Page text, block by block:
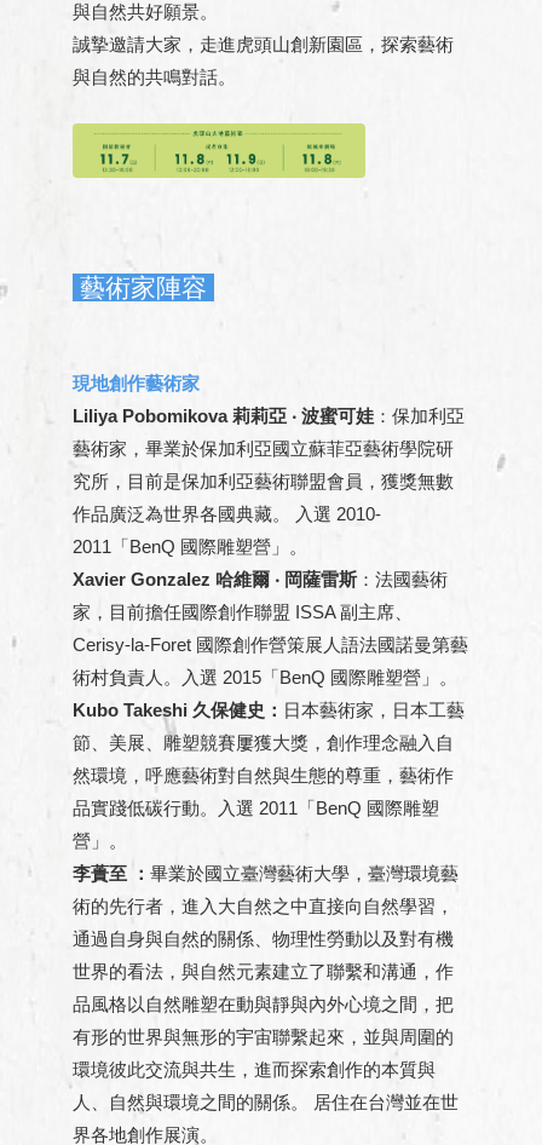
與自然共好願景。
誠摯邀請大家，走進虎頭山創新園區，探索藝術
與自然的共鳴對話。
藝術家陣容
現地創作藝術家
Liliya Pobomikova 莉莉亞 ‧ 波蜜可娃：保加利亞
藝術家，畢業於保加利亞國立蘇菲亞藝術學院研
究所，目前是保加利亞藝術聯盟會員，獲獎無數
作品廣泛為世界各國典藏。 入選 2010-
2011「BenQ 國際雕塑營」。
Xavier Gonzalez 哈維爾 ‧ 岡薩雷斯：法國藝術
家，目前擔任國際創作聯盟 ISSA 副主席、
Cerisy-la-Foret 國際創作營策展人語法國諾曼第藝
術村負責人。入選 2015「BenQ 國際雕塑營」。
Kubo Takeshi 久保健史： 日本藝術家，日本工藝
節、美展、雕塑競賽屢獲大獎，創作理念融入自
然環境，呼應藝術對自然與生態的尊重，藝術作
品實踐低碳行動。入選 2011「BenQ 國際雕塑
營」。
李蕢至 ： 畢業於國立臺灣藝術大學，臺灣環境藝
術的先行者，進入大自然之中直接向自然學習，
通過自身與自然的關係、物理性勞動以及對有機
世界的看法，與自然元素建立了聯繫和溝通，作
品風格以自然雕塑在動與靜與內外心境之間，把
有形的世界與無形的宇宙聯繫起來，並與周圍的
環境彼此交流與共生，進而探索創作的本質與
人、自然與環境之間的關係。 居住在台灣並在世
界各地創作展演。